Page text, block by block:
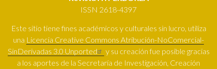
ISSN 2618-4397
Este sitio tiene fines académicos y culturales sin lucro, utiliza
una Licencia Creative Commons Atribución-NoComercial-
SinDerivadas 3.0 Unported
y su creación fue posible gracias
a los aportes de la Secretaría de Investigación, Creación